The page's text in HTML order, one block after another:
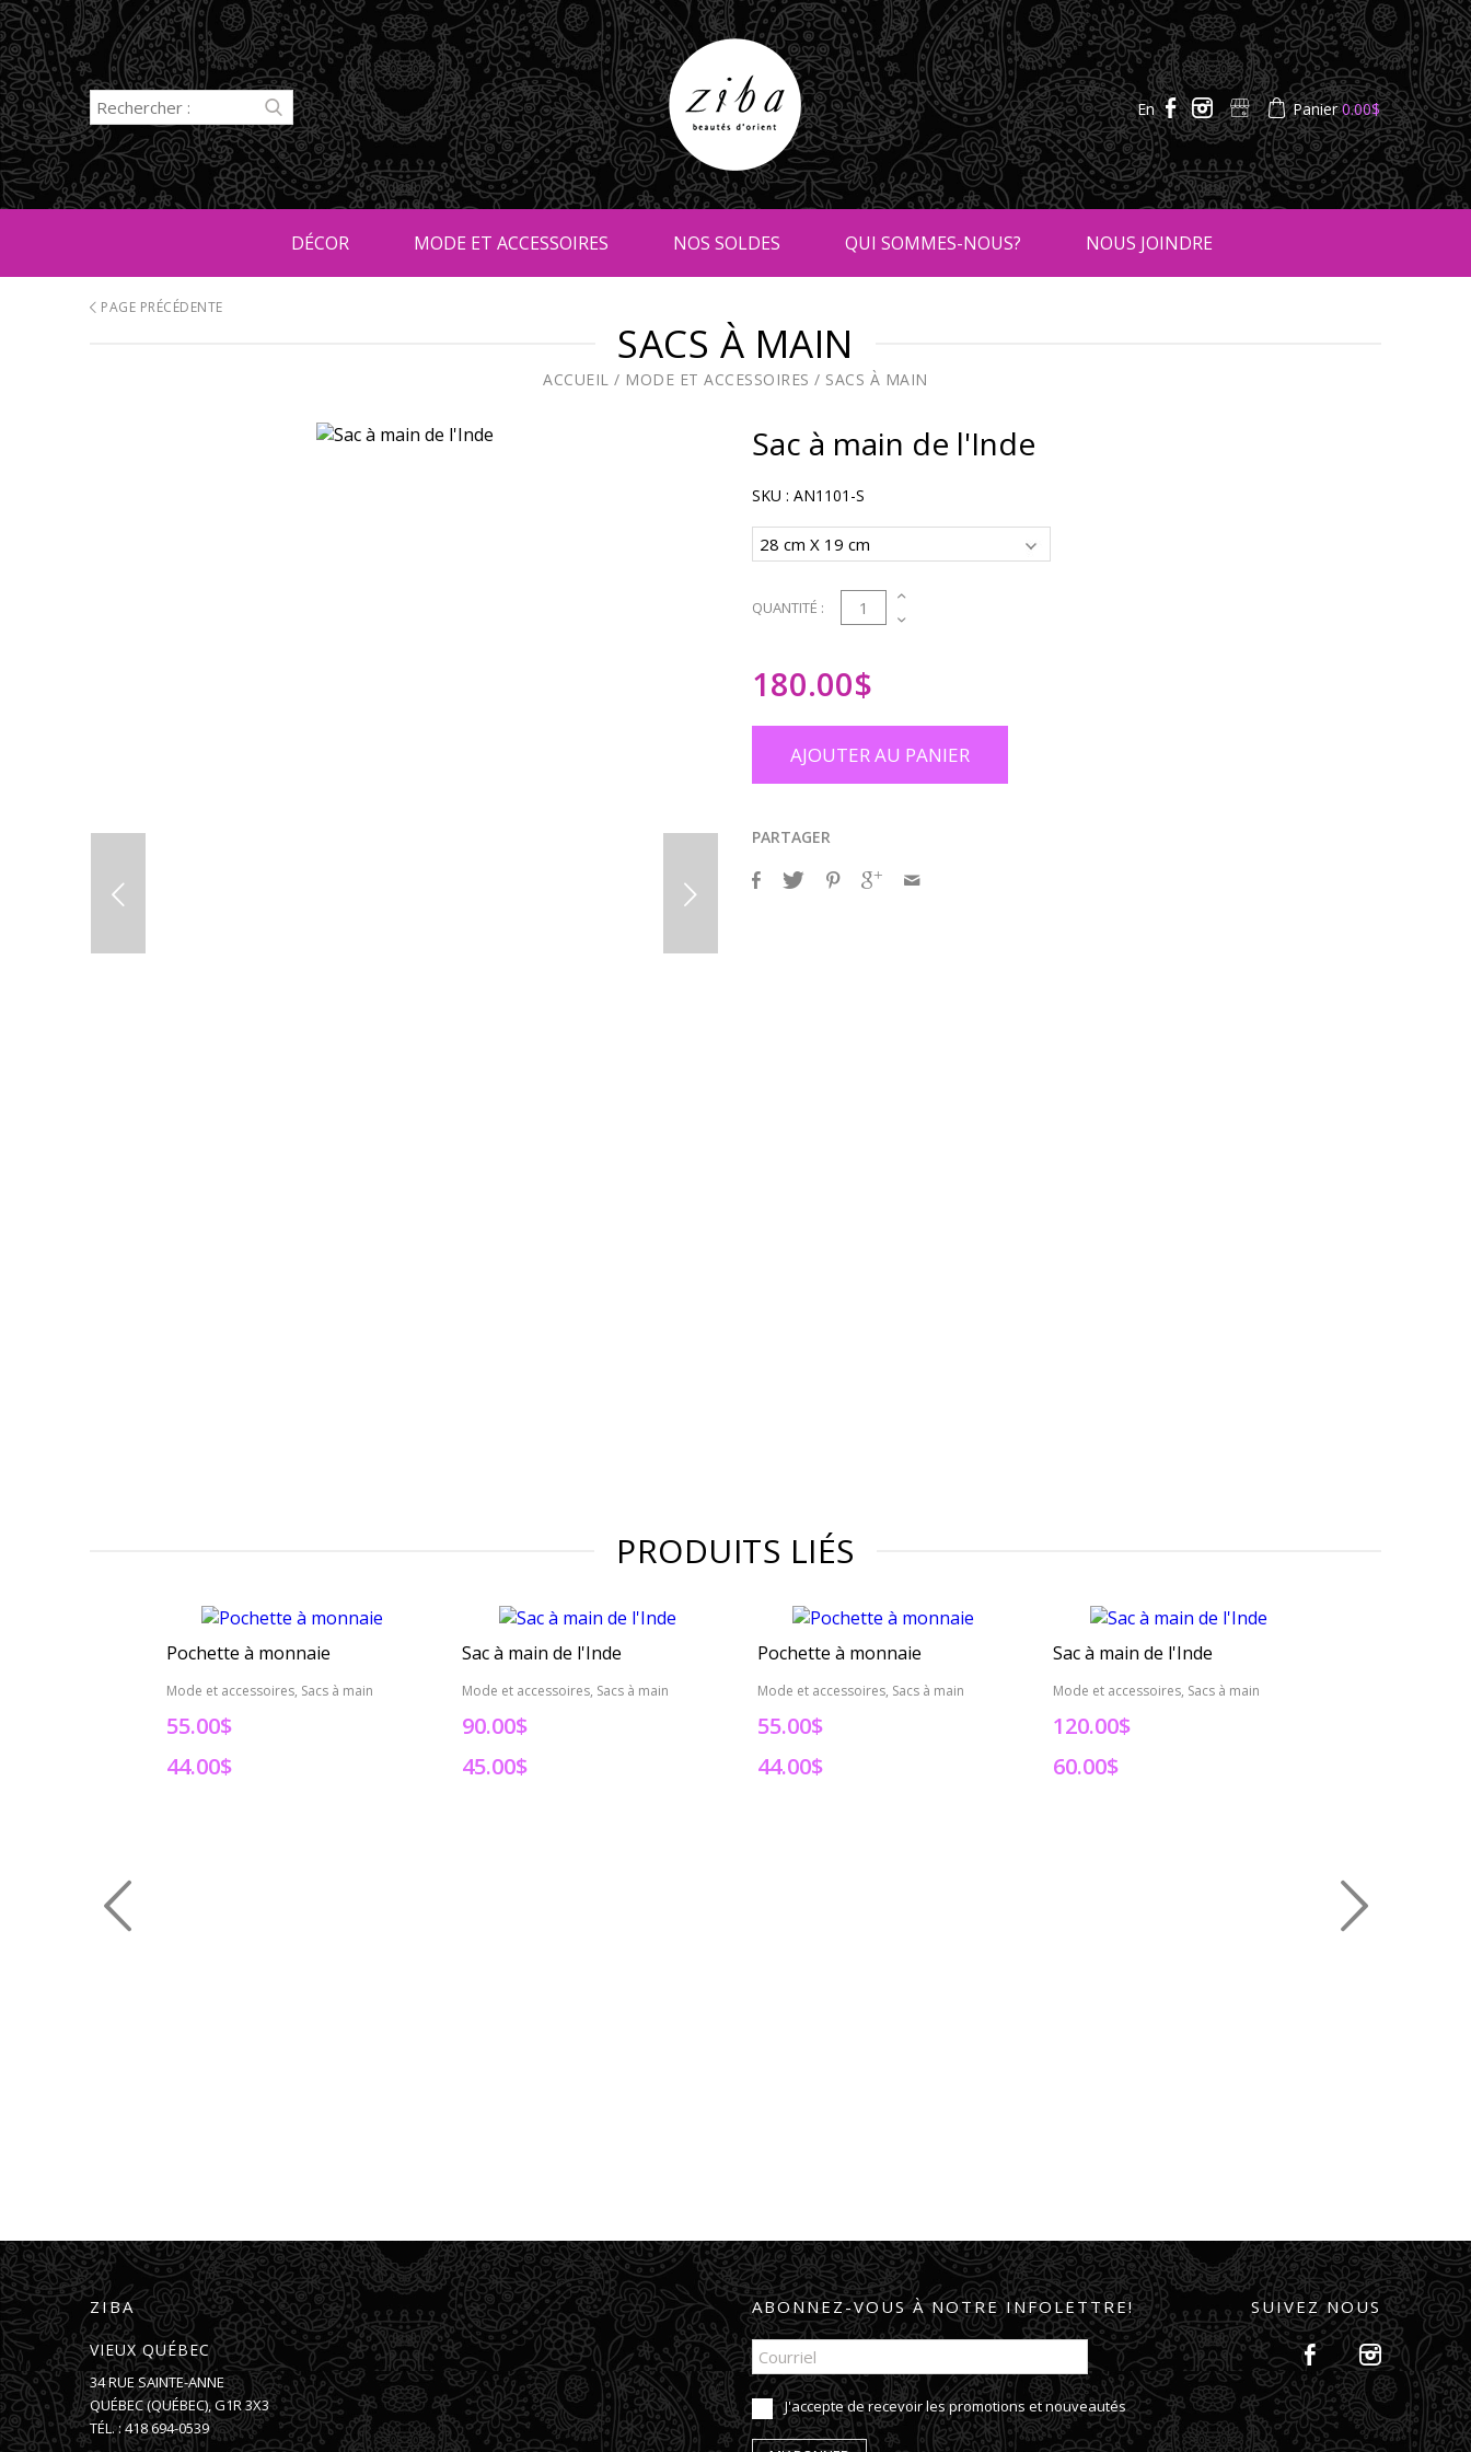
En Panier0.00$
DÉCOR MODE ET ACCESSOIRES NOS SOLDES QUI SOMMES-NOUS? NOUS JOINDRE
PAGE PRÉCÉDENTE
SACS À MAIN
ACCUEIL / MODE ET ACCESSOIRES / SACS À MAIN
Sac à main de l'Inde
SKU : AN1101-S
QUANTITÉ : 1
180.00$
AJOUTER AU PANIER
PARTAGER
PRODUITS LIÉS
Pochette à monnaie
Mode et accessoires, Sacs à main
55.00$
44.00$
Sac à main de l'Inde
Mode et accessoires, Sacs à main
90.00$
45.00$
Pochette à monnaie
Mode et accessoires, Sacs à main
55.00$
44.00$
Sac à main de l'Inde
Mode et accessoires, Sacs à main
120.00$
60.00$
ZIBA
VIEUX QUÉBEC
34 RUE SAINTE-ANNE
QUÉBEC(QUÉBEC),G1R 3X3
TÉL. :418 694-0539
ABONNEZ-VOUS À NOTRE INFOLETTRE!
J'accepte de recevoir les promotions et nouveautés
SUIVEZ NOUS